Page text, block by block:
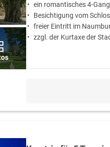
ein romantisches 4-
Besichtigung vom
freier Eintritt im
zzgl. der Kurtaxe der